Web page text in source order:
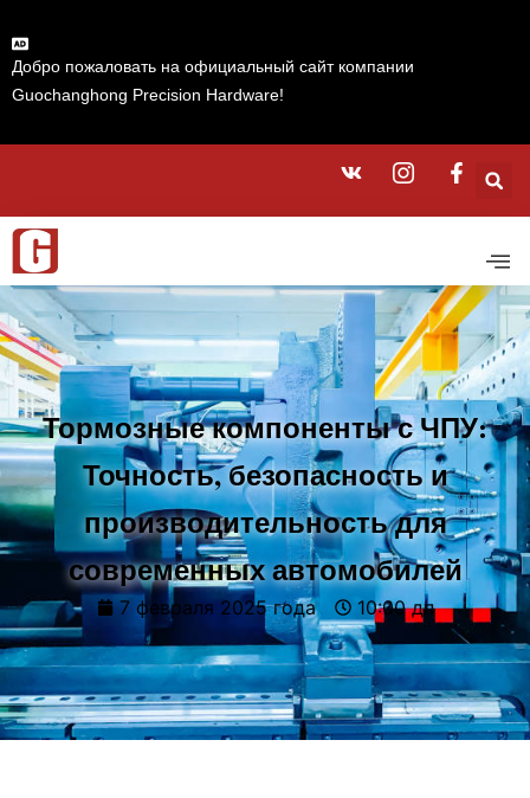
Добро пожаловать на официальный сайт компании
Guochanghong Precision Hardware!
Тормозные компоненты с ЧПУ:
Точность, безопасность и
производительность для
современных автомобилей
7 февраля 2025 года 10:00 дп